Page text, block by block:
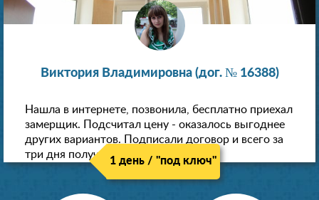
Виктория Владимировна (дог. № 16388)
Нашла в интернете, позвонила, бесплатно приехал
замерщик. Подсчитал цену - оказалось выгоднее
других вариантов. Подписали договор и всего за
три дня получили новые потолки!
1 день / "под ключ"